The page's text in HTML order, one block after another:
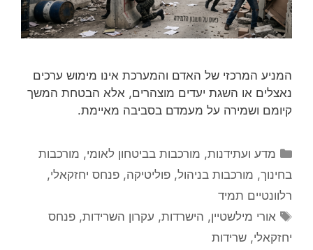
המניע המרכזי של האדם והמערכת אינו מימוש ערכים
נאצלים או השגת יעדים מוצהרים, אלא הבטחת המשך
קיומם ושמירה על מעמדם בסביבה מאיימת.
קטגוריות
מדע ועתידנות, מורכבות בביטחון לאומי, מורכבות
בחינוך, מורכבות בניהול, פוליטיקה, פנחס יחזקאלי,
רלוונטיים תמיד
תגיות
אורי מילשטיין, הישרדות, עקרון השרידות,פנחס
יחזקאלי, שרידות